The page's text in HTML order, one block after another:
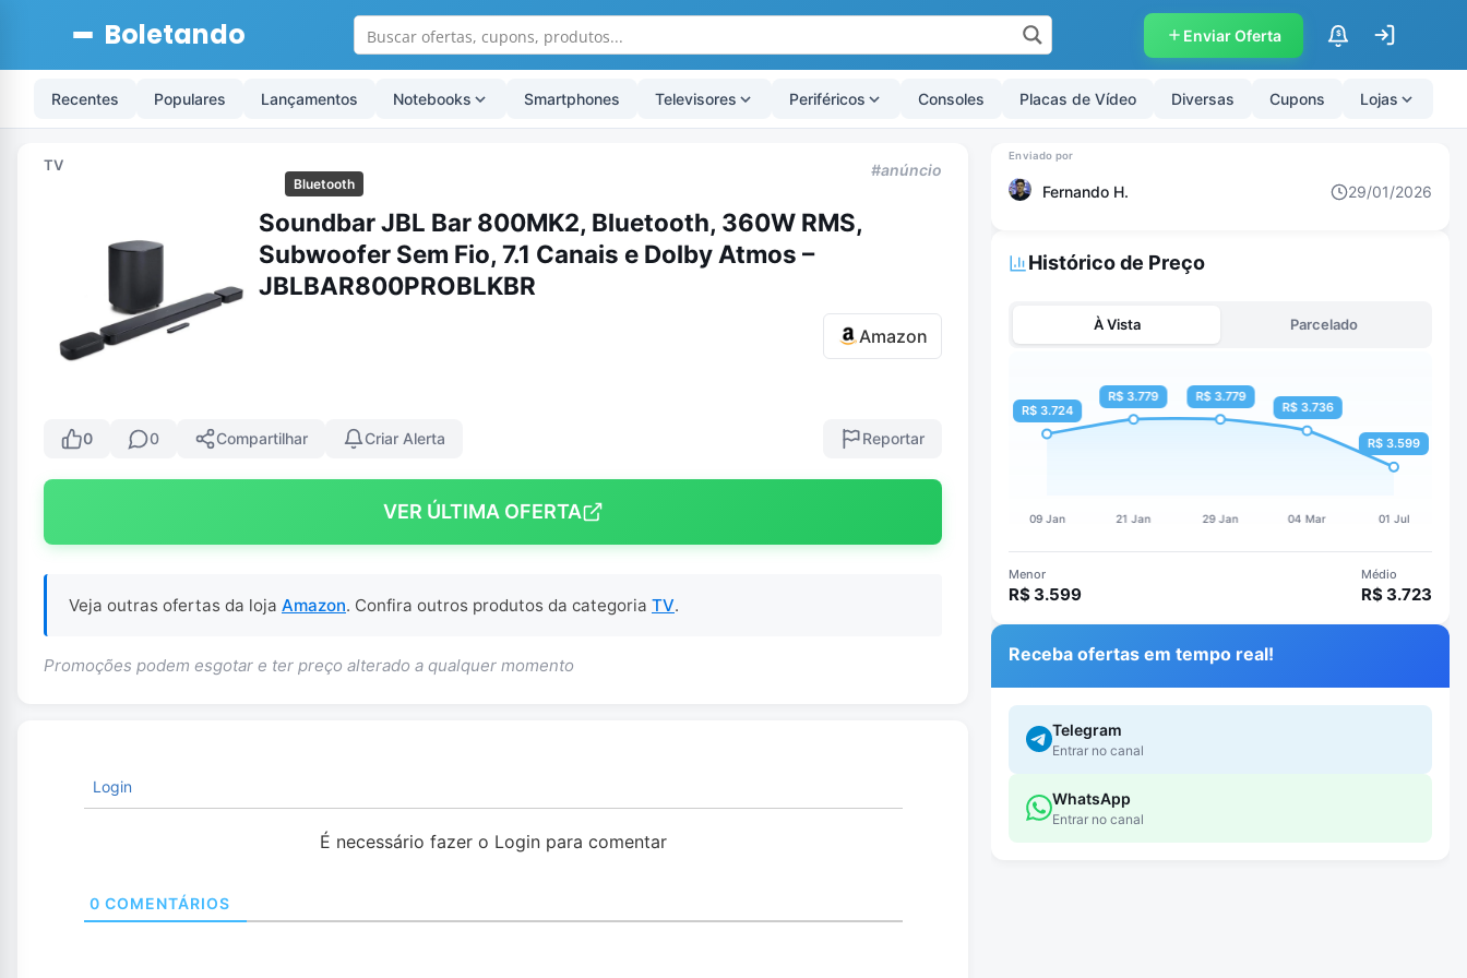
Boletando Enviar Oferta $
Recentes Populares Lançamentos Notebooks Smartphones Televisores Periféricos Consoles Placas de Vídeo Diversas Cupons Lojas
TV
Bluetooth
#anúncio
Soundbar JBL Bar 800MK2, Bluetooth, 360W RMS,
Subwoofer Sem Fio, 7.1 Canais e Dolby Atmos –
JBLBAR800PROBLKBR
Amazon
0 0 Compartilhar Criar Alerta Reportar
VER ÚLTIMA OFERTA
Veja outras ofertas da loja Amazon. Confira outros produtos da categoria TV.
Promoções podem esgotar e ter preço alterado a qualquer momento
Login
É necessário fazer o Login para comentar
0 COMENTÁRIOS
Fernando H. 29/01/2026
Histórico de Preço
À Vista Parcelado
Menor
R$ 3.599
Médio
R$ 3.723
Receba ofertas em tempo real!
Telegram
Entrar no canal
WhatsApp
Entrar no canal